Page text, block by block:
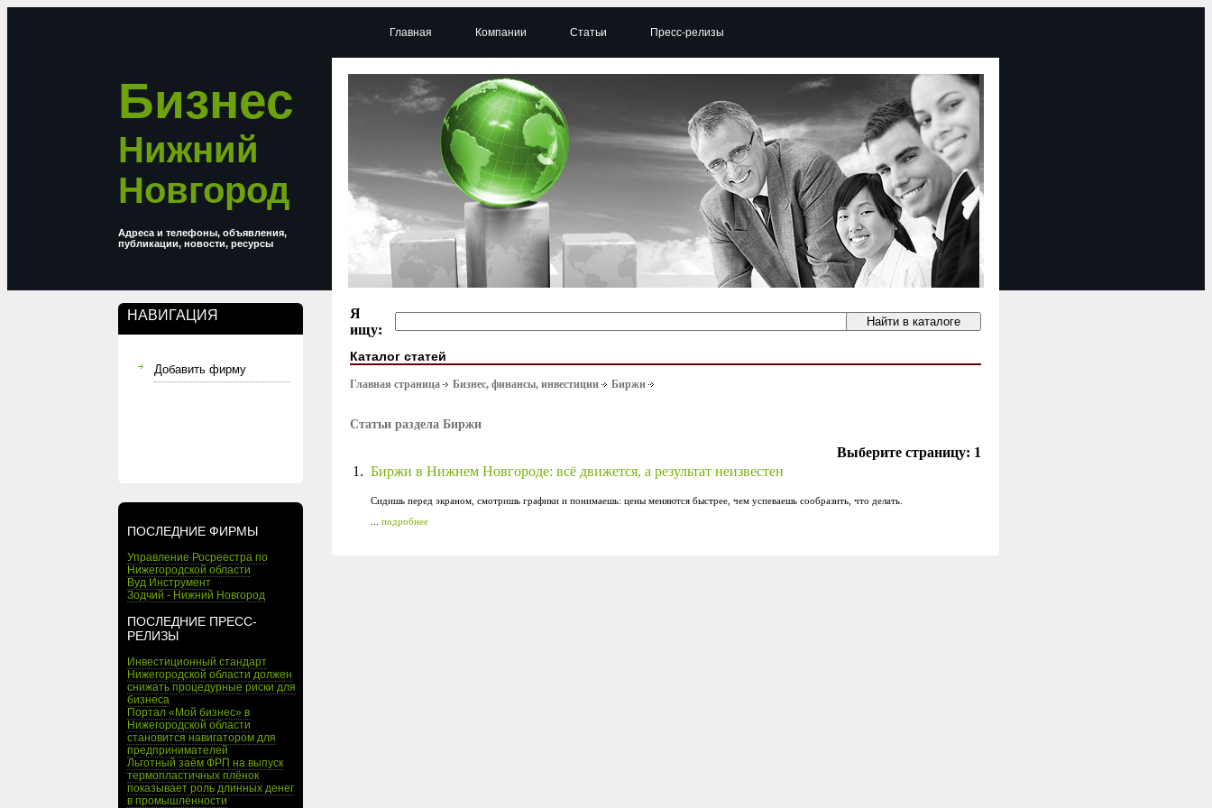
Бизнес
Нижний
Новгород
Адреса и телефоны, объявления,
публикации, новости, ресурсы
НАВИГАЦИЯ
Добавить фирму
ПОСЛЕДНИЕ ФИРМЫ
Управление Росреестра по
Нижегородской области
Вуд Инструмент
Зодчий - Нижний Новгород
ПОСЛЕДНИЕ ПРЕСС-
РЕЛИЗЫ
Инвестиционный стандарт
Нижегородской области должен
снижать процедурные риски для
бизнеса
Портал «Мой бизнес» в
Нижегородской области
становится навигатором для
предпринимателей
Льготный заём ФРП на выпуск
термопластичных плёнок
показывает роль длинных денег
в промышленности
Главная Компании Статьи Пресс-релизы
Я
ищу:
Каталог статей
Главная страница Бизнес, финансы, инвестиции Биржи
Статьи раздела Биржи
Выберите страницу: 1
1. Биржи в Нижнем Новгороде: всё движется, а результат неизвестен
Сидишь перед экраном, смотришь графики и понимаешь: цены меняются быстрее, чем успеваешь сообразить, что делать.
подробнее